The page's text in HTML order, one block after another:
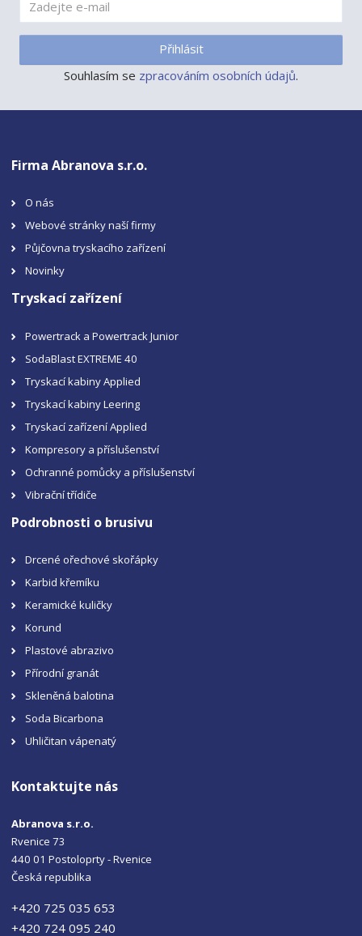
Přihlásit
Souhlasím se zpracováním osobních údajů.
Firma Abranova s.r.o.
O nás
Webové stránky naší firmy
Půjčovna tryskacího zařízení
Novinky
Tryskací zařízení
Powertrack a Powertrack Junior
SodaBlast EXTREME 40
Tryskací kabiny Applied
Tryskací kabiny Leering
Tryskací zařízení Applied
Kompresory a příslušenství
Ochranné pomůcky a příslušenství
Vibrační třídiče
Podrobnosti o brusivu
Drcené ořechové skořápky
Karbid křemíku
Keramické kuličky
Korund
Plastové abrazivo
Přírodní granát
Skleněná balotina
Soda Bicarbona
Uhličitan vápenatý
Kontaktujte nás
Abranova s.r.o.
Rvenice 73
440 01 Postoloprty - Rvenice
Česká republika
+420 725 035 653
+420 724 095 240